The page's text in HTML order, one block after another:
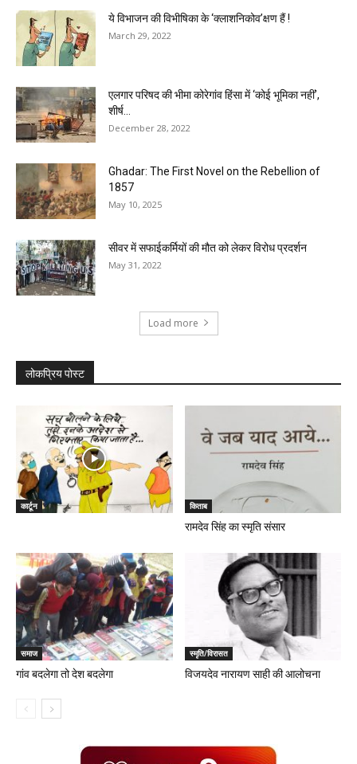
ये विभाजन की विभीषिका के ‘क्लाशनिकोव’क्षण हैं !
March 29, 2022
एलगार परिषद की भीमा कोरेगांव हिंसा में ‘कोई भूमिका नहीं’,
शीर्ष...
December 28, 2022
Ghadar: The First Novel on the Rebellion of
1857
May 10, 2025
सीवर में सफाईकर्मियों की मौत को लेकर विरोध प्रदर्शन
May 31, 2022
Load more
लोकप्रिय पोस्ट
कार्टून किताब
रामदेव सिंह का स्‍मृति संसार
समाज
गांव बदलेगा तो देश बदलेगा
स्मृति/विरासत
विजयदेव नारायण साही की आलोचना